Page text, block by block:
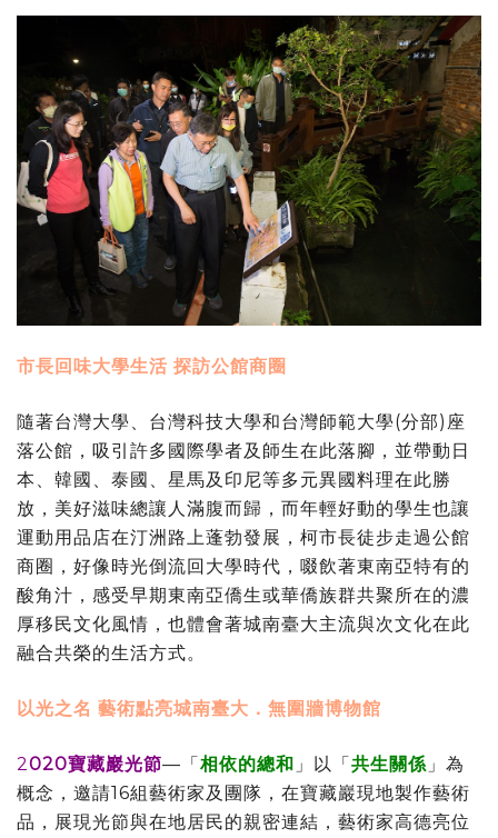
市長回味大學生活 探訪公館商圈
隨著台灣大學、台灣科技大學和台灣師範大學(分部)座
落公館，吸引許多國際學者及師生在此落腳，並帶動日
本、韓國、泰國、星馬及印尼等多元異國料理在此勝
放，美好滋味總讓人滿腹而歸，而年輕好動的學生也讓
運動用品店在汀洲路上蓬勃發展，柯市長徒步走過公館
商圈，好像時光倒流回大學時代，啜飲著東南亞特有的
酸角汁，感受早期東南亞僑生或華僑族群共聚所在的濃
厚移民文化風情，也體會著城南臺大主流與次文化在此
融合共榮的生活方式。
以光之名 藝術點亮城南臺大．無圍牆博物館
2020寶藏巖光節—「 相依的總和 」以「 共生關係 」為
概念，邀請16組藝術家及團隊，在寶藏巖現地製作藝術
品，展現光節與在地居民的親密連結，藝術家高德亮位